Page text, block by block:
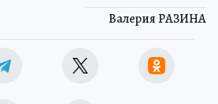
Валерия РАЗИНА